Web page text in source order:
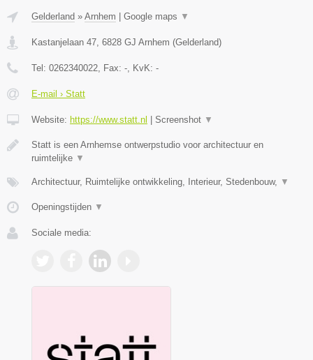
Gelderland » Arnhem Google maps ▼
Kastanjelaan 47, 6828 GJ Arnhem (Gelderland)
Tel: 0262340022, Fax: -, KvK: -
E-mail › Statt
Website: https://www.statt.nl Screenshot ▼
Statt is een Arnhemse ontwerpstudio voor architectuur en
ruimtelijke ▼
Architectuur, Ruimtelijke ontwikkeling, Interieur, Stedenbouw, ▼
Openingstijden ▼
Sociale media: